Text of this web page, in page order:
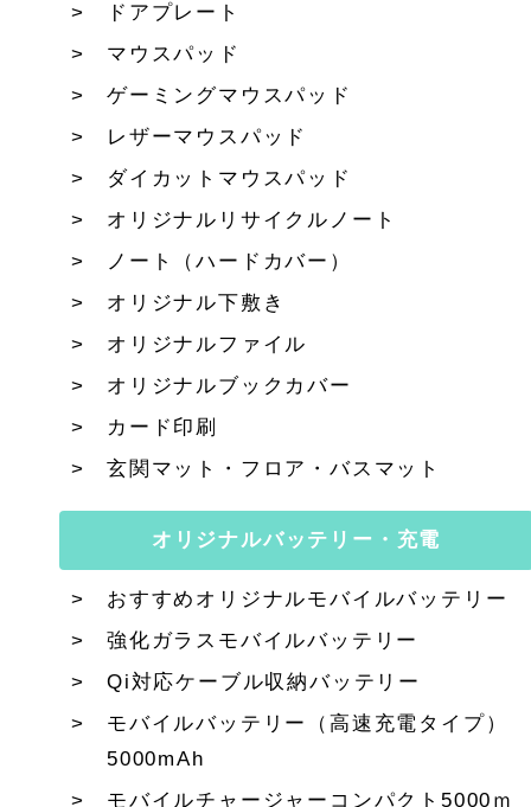
ドアプレート
マウスパッド
ゲーミングマウスパッド
レザーマウスパッド
ダイカットマウスパッド
オリジナルリサイクルノート
ノート（ハードカバー）
オリジナル下敷き
オリジナルファイル
オリジナルブックカバー
カード印刷
玄関マット・フロア・バスマット
オリジナルバッテリー・充電
おすすめオリジナルモバイルバッテリー
強化ガラスモバイルバッテリー
Qi対応ケーブル収納バッテリー
モバイルバッテリー（高速充電タイプ）
5000mAh
モバイルチャージャーコンパクト5000ｍ